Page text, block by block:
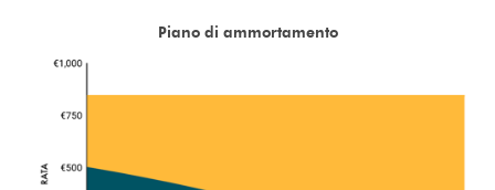
Piano di ammortamento